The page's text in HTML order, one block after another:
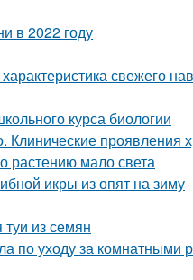
в 2022 году
свежего
курса биологии
проявления
растению мало света
икры из опят на зиму
из семян
по уходу за комнатными